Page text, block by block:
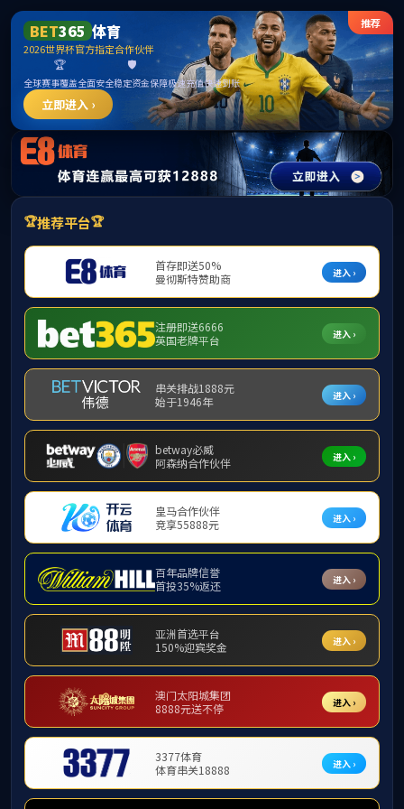
TapTap点点(原188改名)官方网站-Official
Website
请输入验证码下载附件